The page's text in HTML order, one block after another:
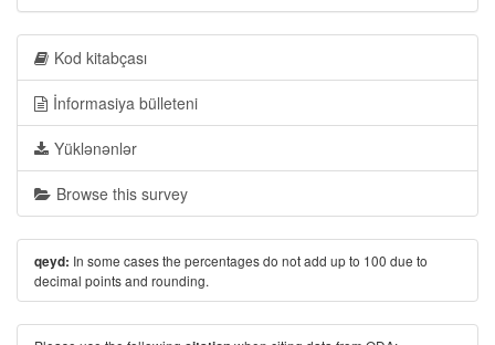
Kod kitabçası
İnformasiya bülleteni
Yüklənənlər
Browse this survey
qeyd: In some cases the percentages do not add up to 100 due to
decimal points and rounding.